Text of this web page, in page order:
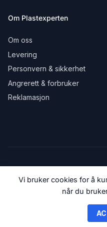
Om Plastexperten
Om oss
Levering
Personvern & sikkerhet
Angrerett & forbruker
Reklamasjon
© 2018-2026
Vi bruker cookies for å
når du